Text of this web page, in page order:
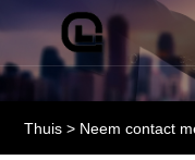
Thuis > Neem contact